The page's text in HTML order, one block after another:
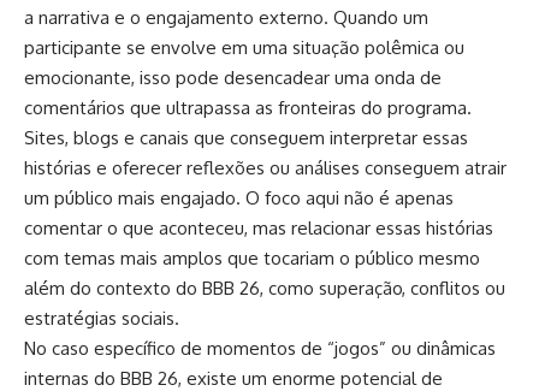
a narrativa e o engajamento externo. Quando um
participante se envolve em uma situação polêmica ou
emocionante, isso pode desencadear uma onda de
comentários que ultrapassa as fronteiras do programa.
Sites, blogs e canais que conseguem interpretar essas
histórias e oferecer reflexões ou análises conseguem atrair
um público mais engajado. O foco aqui não é apenas
comentar o que aconteceu, mas relacionar essas histórias
com temas mais amplos que tocariam o público mesmo
além do contexto do BBB 26, como superação, conflitos ou
estratégias sociais.
No caso específico de momentos de “jogos” ou dinâmicas
internas do BBB 26, existe um enorme potencial de